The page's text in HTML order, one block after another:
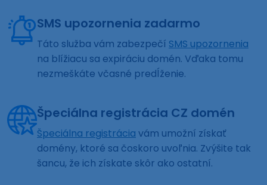
SMS upozornenia zadarmo
Táto služba vám zabezpečí SMS upozornenia
na blížiacu sa expiráciu domén. Vďaka tomu
nezmeškáte včasné predĺženie.
Špeciálna registrácia CZ domén
Špeciálna registrácia vám umožní získať
domény, ktoré sa čoskoro uvoľnia. Zvýšite tak
šancu, že ich získate skôr ako ostatní.